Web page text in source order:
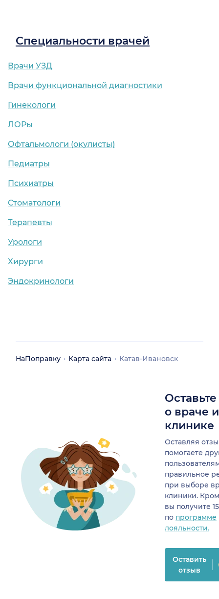
Специальности врачей
Врачи УЗД
Врачи функциональной диагностики
Гинекологи
ЛОРы
Офтальмологи (окулисты)
Педиатры
Психиатры
Стоматологи
Терапевты
Урологи
Хирурги
Эндокринологи
НаПоправку Карта сайта Катав-Ивановск
о враче
клинике
Оставляя
помогаете
правильное
при выборе
клиники.
вы получите
по программе
лояльности.
Оставить
отзыв